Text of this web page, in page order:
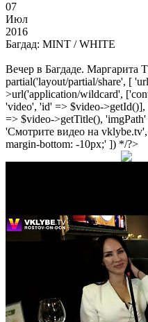
07
Июл
2016
Багдад: MINT / WHITE
Вечер в Багдаде. Маргарита
partial('layout/partial/share', [
>url('application/wildcard',
'video', 'id' => $video-
=> $video->getTitle(),
'Смотрите видео на
margin-bottom: -10px;' ]) */?>